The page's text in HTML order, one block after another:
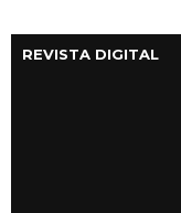
REVISTA DIGITAL